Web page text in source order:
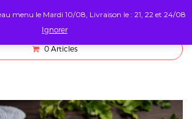
0 Articles
menu le Mardi 10/08, Livraison le : 21, 22 et 24/08
Ignorer